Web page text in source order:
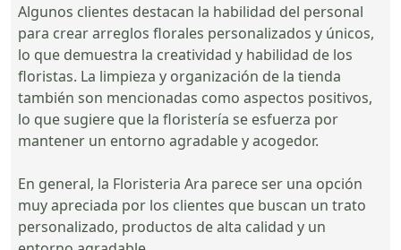
Algunos clientes destacan la habilidad del personal
para crear arreglos florales personalizados y únicos,
lo que demuestra la creatividad y habilidad de los
floristas. La limpieza y organización de la tienda
también son mencionadas como aspectos positivos,
lo que sugiere que la floristería se esfuerza por
mantener un entorno agradable y acogedor.
En general, la Floristeria Ara parece ser una opción
muy apreciada por los clientes que buscan un trato
personalizado, productos de alta calidad y un